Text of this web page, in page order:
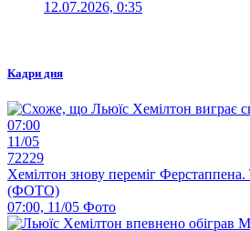
12.07.2026, 0:35
Кадри дня
07:00
11/05
72229
Хемілтон знову переміг Ферстаппена.
(ФОТО)
07:00, 11/05 Фото